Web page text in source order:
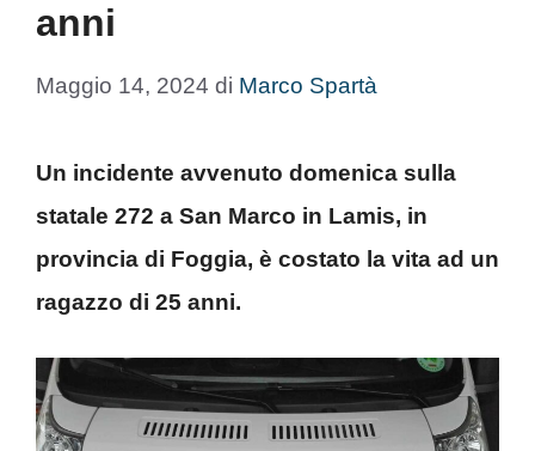
anni
Maggio 14, 2024 di Marco Spartà
Un incidente avvenuto domenica sulla
statale 272 a San Marco in Lamis, in
provincia di Foggia, è costato la vita ad un
ragazzo di 25 anni.